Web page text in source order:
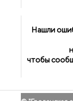
Нашли
чтобы